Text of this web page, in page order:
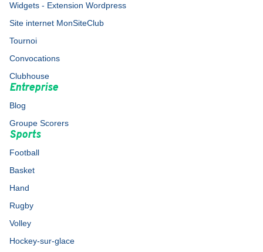
Widgets - Extension Wordpress
Site internet MonSiteClub
Tournoi
Convocations
Clubhouse
Entreprise
Blog
Groupe Scorers
Sports
Football
Basket
Hand
Rugby
Volley
Hockey-sur-glace